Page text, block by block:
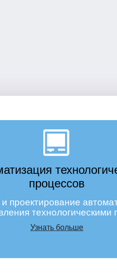
процессов
проектирование
Узнать больше